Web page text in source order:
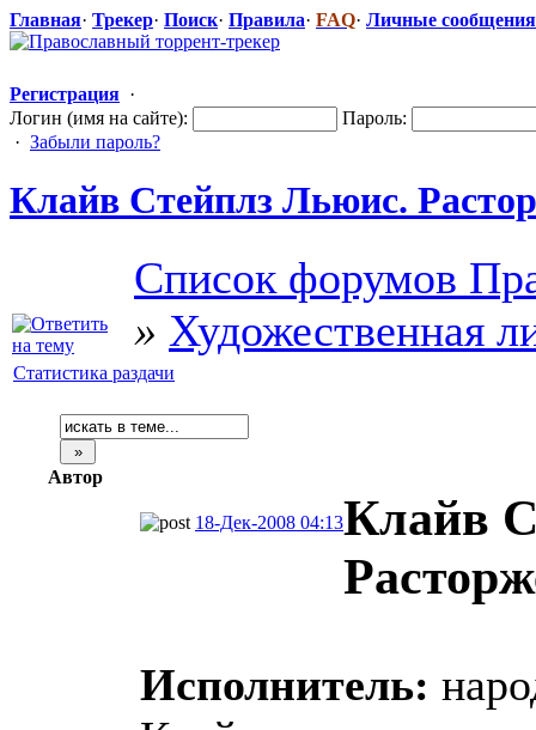
Главная· Трекер· Поиск· Правила· FAQ· Личные сообщения
Регистрация ·
Логин (имя на сайте):
Пароль:
· Забыли пароль?
Клайв Стейплз Льюис.
Список форумов
» Художественная
Статистика раздачи
Автор
18-Дек-2008 04:13Клайв
Исполнитель: